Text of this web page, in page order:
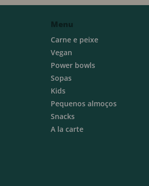
Menu
Carne e peixe
Vegan
Power bowls
Sopas
Kids
Pequenos almoços
Snacks
A la carte